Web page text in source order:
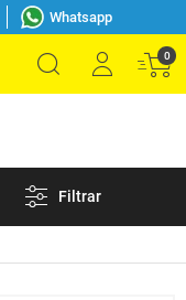
Whatsapp
0
Filtrar